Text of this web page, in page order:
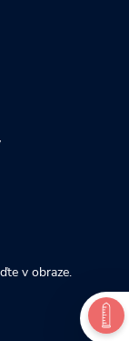
v obraze.